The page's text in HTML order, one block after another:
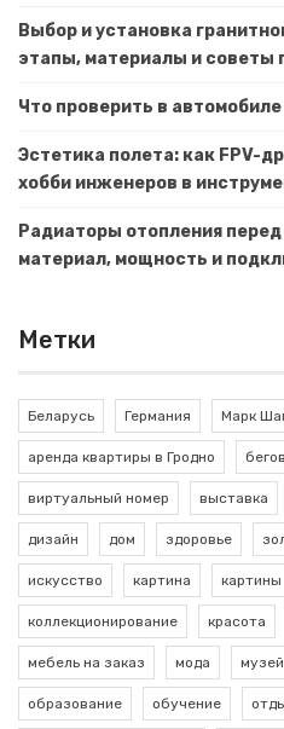
Выбор и установка
этапы, материалы и советы
Что проверить в
Эстетика полета: как FPV-
хобби инженеров в
Радиаторы отопления
материал, мощность и
Метки
Беларусь Германия Марк
аренда квартиры в Гродно
виртуальный номер выставка
дизайн дом здоровье
искусство картина картины
коллекционирование красота
мебель на заказ мода музей
образование обучение